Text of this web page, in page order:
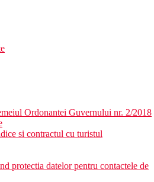
Ordonantei Guvernului nr. 2/2018
si contractul cu turistul
protectia datelor pentru contactele de